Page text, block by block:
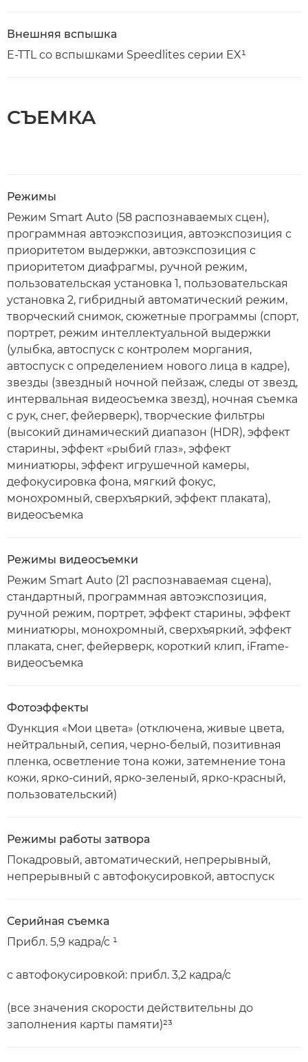
Внешняя вспышка
E-TTL со вспышками Speedlites серии EX¹
СЪЕМКА
Режимы
Режим Smart Auto (58 распознаваемых сцен),
программная автоэкспозиция, автоэкспозиция с
приоритетом выдержки, автоэкспозиция с
приоритетом диафрагмы, ручной режим,
пользовательская установка 1, пользовательская
установка 2, гибридный автоматический режим,
творческий снимок, сюжетные программы (спорт,
портрет, режим интеллектуальной выдержки
(улыбка, автоспуск с контролем моргания,
автоспуск с определением нового лица в кадре),
звезды (звездный ночной пейзаж, следы от звезд,
интервальная видеосъемка звезд), ночная съемка
с рук, снег, фейерверк), творческие фильтры
(высокий динамический диапазон (HDR), эффект
старины, эффект «рыбий глаз», эффект
миниатюры, эффект игрушечной камеры,
дефокусировка фона, мягкий фокус,
монохромный, сверхъяркий, эффект плаката),
видеосъемка
Режимы видеосъемки
Режим Smart Auto (21 распознаваемая сцена),
стандартный, программная автоэкспозиция,
ручной режим, портрет, эффект старины, эффект
миниатюры, монохромный, сверхъяркий, эффект
плаката, снег, фейерверк, короткий клип, iFrame-
видеосъемка
Фотоэффекты
Функция «Мои цвета» (отключена, живые цвета,
нейтральный, сепия, черно-белый, позитивная
пленка, осветление тона кожи, затемнение тона
кожи, ярко-синий, ярко-зеленый, ярко-красный,
пользовательский)
Режимы работы затвора
Покадровый, автоматический, непрерывный,
непрерывный с автофокусировкой, автоспуск
Серийная съемка
Прибл. 5,9 кадра/с ¹
с автофокусировкой: прибл. 3,2 кадра/с
(все значения скорости действительны до
заполнения карты памяти)²³